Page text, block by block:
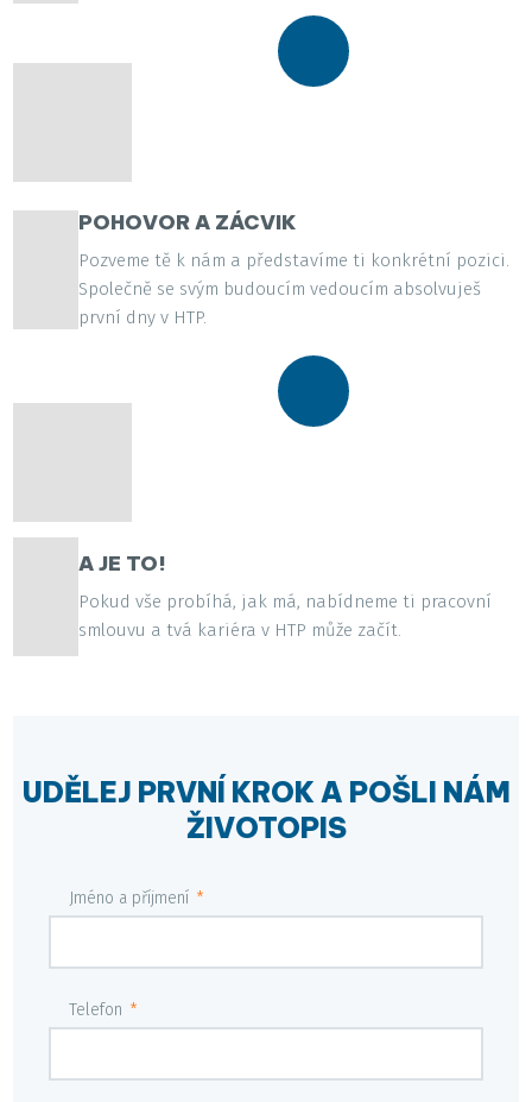
POHOVOR A ZÁCVIK
Pozveme tě k nám a představíme ti konkrétní pozici.
Společně se svým budoucím vedoucím absolvuješ
první dny v HTP.
A JE TO!
Pokud vše probíhá, jak má, nabídneme ti pracovní
smlouvu a tvá kariéra v HTP může začít.
UDĚLEJ PRVNÍ KROK A POŠLI NÁM
ŽIVOTOPIS
Jméno a příjmení *
Telefon *